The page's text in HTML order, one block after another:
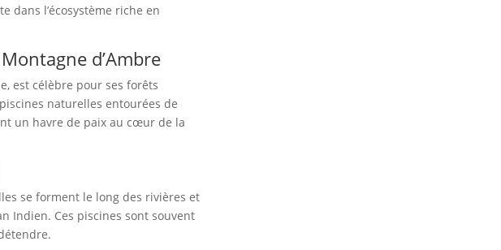
dans l’écosystème riche en
d’Ambre
est célèbre pour ses forêts
naturelles entourées de
un havre de paix au cœur de la
se forment le long des rivières et
Indien. Ces piscines sont souvent